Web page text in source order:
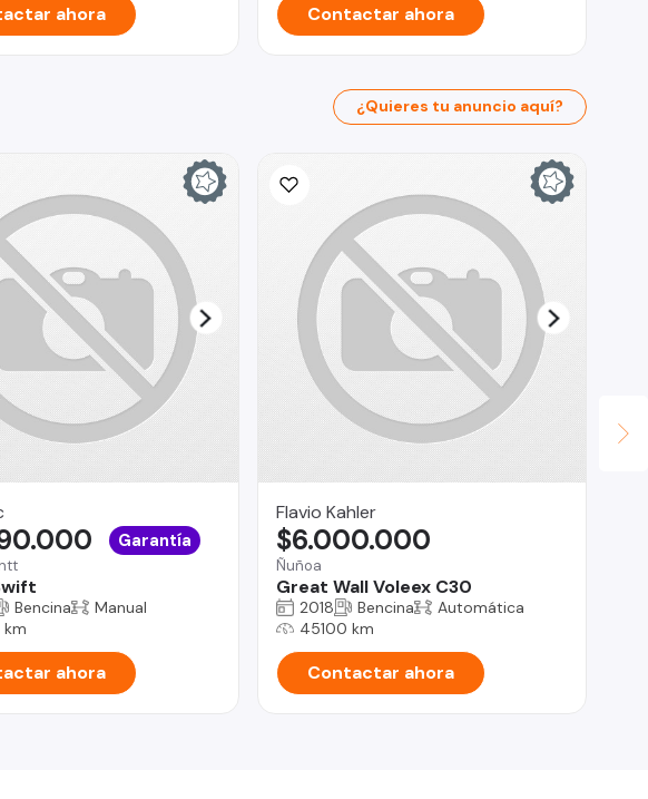
ahora Contactar ahora
¿Quieres tu anuncio aquí?
Garantía
Bencina
Manual
ahora
Flavio Kahler
Ñuñoa
Great Wall Voleex C30
$6.000.000
2018 Bencina
Automática
45100 km
Contactar ahora